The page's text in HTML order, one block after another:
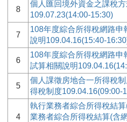
8
個人匯回境外資金之課稅
109.07.23(14:00-15:30)
7
108年度綜合所得稅網路申
說明109.04.16(15:40-
6
108年度綜合所得稅網路
試算相關說明
5
個人課徵房地合一所得稅
得稅制度109.04.16(09:00-
4
執行業務者綜合所得稅結
業務者綜合所得稅結算(含